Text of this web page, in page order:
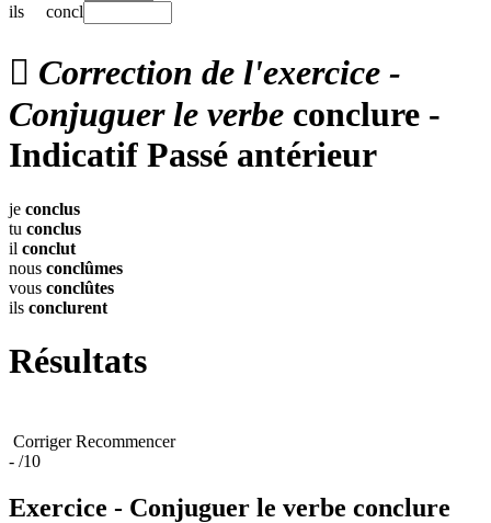
ils
concl
 Correction de l'exercice -
Conjuguer le verbe conclure -
Indicatif Passé antérieur
je conclus
tu conclus
il conclut
nous conclûmes
vous conclûtes
ils conclurent
Résultats
CorrigerRecommencer
- /10
Exercice - Conjuguer le verbe conclure